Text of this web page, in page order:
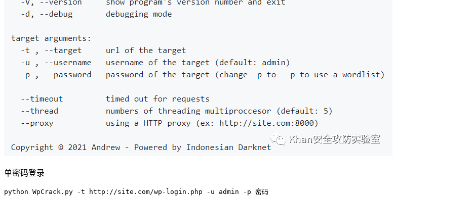
单密码登录
python WpCrack.py -t http://site.com/wp-login.php -u admin -p 密码